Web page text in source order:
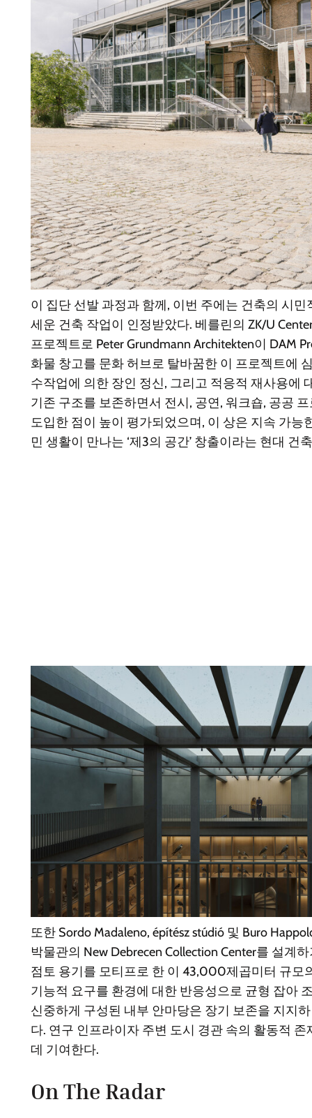
이 집단 선발 과정과 함께, 이번 주에는 건축의 시민
세운 건축 작업이 인정받았다. 베를린의 ZK/U
프로젝트로 Peter Grundmann Architekten이 DAM
화물 창고를 문화 허브로 탈바꿈한 이 프로젝트에
수작업에 의한 장인 정신, 그리고 적응적 재사용에
기존 구조를 보존하면서 전시, 공연, 워크숍, 공공
도입한 점이 높이 평가되었으며, 이 상은 지속 가능
민 생활이 만나는 ‘제3의 공간’ 창출이라는 현대 건
또한 Sordo Madaleno, építész stúdió 및 Buro
박물관의 New Debrecen Collection Center를 설계
점토 용기를 모티프로 한 이 43,000제곱미터 규모
기능적 요구를 환경에 대한 반응성으로 균형 잡아
신중하게 구성된 내부 안마당은 장기 보존을 지지
다. 연구 인프라이자 주변 도시 경관 속의 활동적
데 기여한다.
On The Radar